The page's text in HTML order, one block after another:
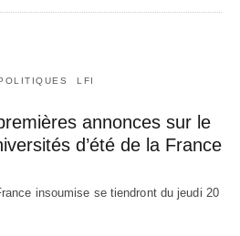
LFI
annonces sur le
d’été de la France
insoumise se tiendront du jeudi 20